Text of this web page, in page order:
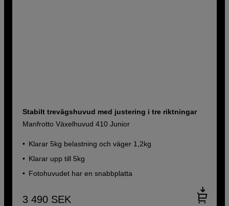
Stabilt trevägshuvud med justering i tre riktningar
Manfrotto Växelhuvud 410 Junior
Klarar 5kg belastning och väger 1,2kg
Klarar upp till 5kg
Fotohuvudet har en snabbplatta
3 490 SEK